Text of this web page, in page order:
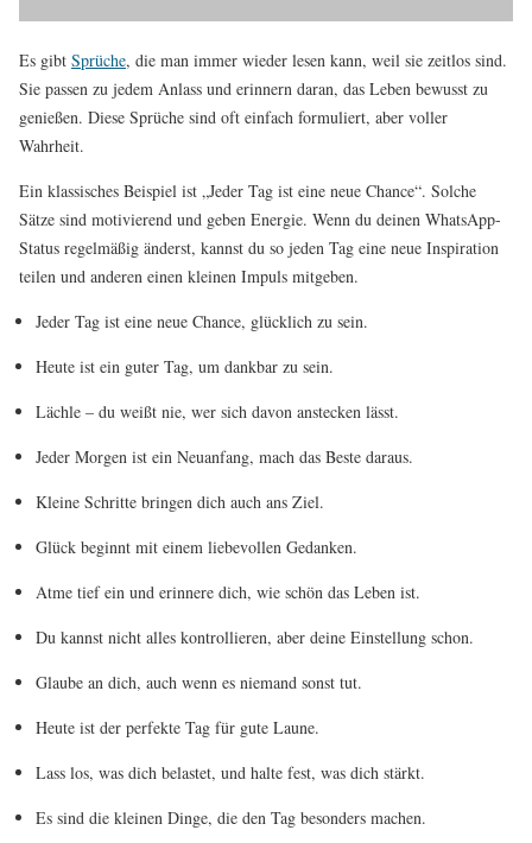
Es gibt Sprüche, die man immer wieder lesen kann, weil sie zeitlos sind.
Sie passen zu jedem Anlass und erinnern daran, das Leben bewusst zu
genießen. Diese Sprüche sind oft einfach formuliert, aber voller
Wahrheit.
Ein klassisches Beispiel ist „Jeder Tag ist eine neue Chance“. Solche
Sätze sind motivierend und geben Energie. Wenn du deinen WhatsApp-
Status regelmäßig änderst, kannst du so jeden Tag eine neue Inspiration
teilen und anderen einen kleinen Impuls mitgeben.
Jeder Tag ist eine neue Chance, glücklich zu sein.
Heute ist ein guter Tag, um dankbar zu sein.
Lächle – du weißt nie, wer sich davon anstecken lässt.
Jeder Morgen ist ein Neuanfang, mach das Beste daraus.
Kleine Schritte bringen dich auch ans Ziel.
Glück beginnt mit einem liebevollen Gedanken.
Atme tief ein und erinnere dich, wie schön das Leben ist.
Du kannst nicht alles kontrollieren, aber deine Einstellung schon.
Glaube an dich, auch wenn es niemand sonst tut.
Heute ist der perfekte Tag für gute Laune.
Lass los, was dich belastet, und halte fest, was dich stärkt.
Es sind die kleinen Dinge, die den Tag besonders machen.